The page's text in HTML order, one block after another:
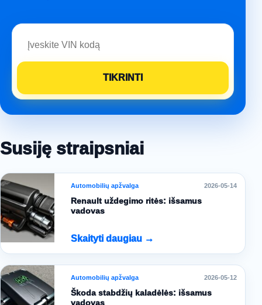
Susiję straipsniai
Automobilių apžvalga 2026-05-14
Renault uždegimo ritės: išsamus
vadovas
Skaityti daugiau →
Automobilių apžvalga 2026-05-12
Škoda stabdžių kaladėlės: išsamus
vadovas